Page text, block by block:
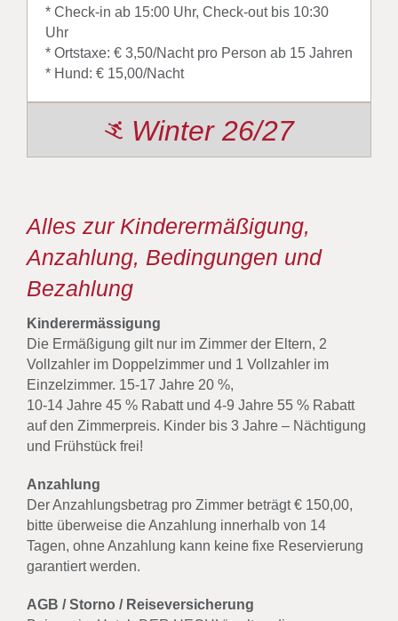
* Check-in ab 15:00 Uhr, Check-out bis 10:30
Uhr
* Ortstaxe: € 3,50/Nacht pro Person ab 15 Jahren
* Hund: € 15,00/Nacht
Winter 26/27
Alles zur Kinderermäßigung,
Anzahlung, Bedingungen und
Bezahlung
Kinderermässigung
Die Ermäßigung gilt nur im Zimmer der Eltern, 2
Vollzahler im Doppelzimmer und 1 Vollzahler im
Einzelzimmer. 15-17 Jahre 20 %,
10-14 Jahre 45 % Rabatt und 4-9 Jahre 55 % Rabatt
auf den Zimmerpreis. Kinder bis 3 Jahre – Nächtigung
und Frühstück frei!
Anzahlung
Der Anzahlungsbetrag pro Zimmer beträgt € 150,00,
bitte überweise die Anzahlung innerhalb von 14
Tagen, ohne Anzahlung kann keine fixe Reservierung
garantiert werden.
AGB / Storno / Reiseversicherung